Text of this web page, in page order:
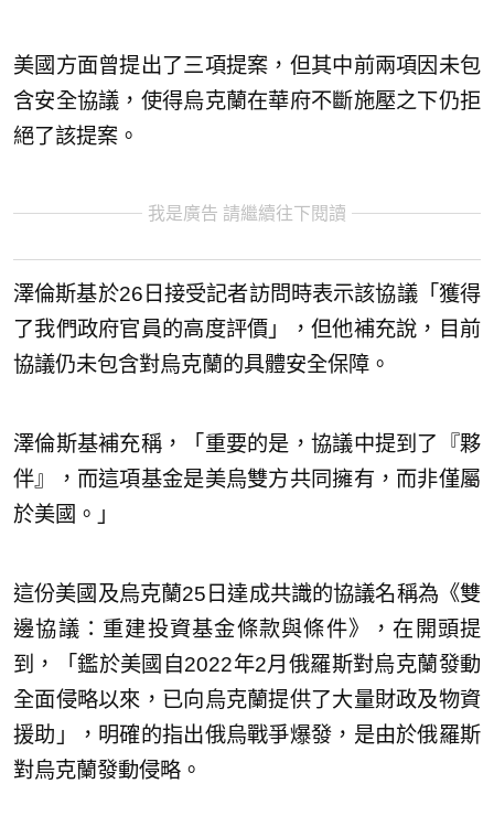
美國方面曾提出了三項提案，但其中前兩項因未包
含安全協議，使得烏克蘭在華府不斷施壓之下仍拒
絕了該提案。
我是廣告 請繼續往下閱讀
澤倫斯基於26日接受記者訪問時表示該協議「獲得
了我們政府官員的高度評價」，但他補充說，目前
協議仍未包含對烏克蘭的具體安全保障。
澤倫斯基補充稱，「重要的是，協議中提到了『夥
伴』，而這項基金是美烏雙方共同擁有，而非僅屬
於美國。」
這份美國及烏克蘭25日達成共識的協議名稱為《雙
邊協議：重建投資基金條款與條件》，在開頭提
到，「鑑於美國自2022年2月俄羅斯對烏克蘭發動
全面侵略以來，已向烏克蘭提供了大量財政及物資
援助」，明確的指出俄烏戰爭爆發，是由於俄羅斯
對烏克蘭發動侵略。